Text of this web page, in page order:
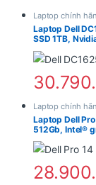
Không gian
Làm Excel
Xem nhiều
Làm việc đa
Xem phim
Độ phân giải
đáng kể so với
ràng, giảm mỏi
Laptop chính
Laptop Dell
SSD 1TB,
Office 2024, 1
Laptop chính
Laptop Dell
512Gb, Intel®